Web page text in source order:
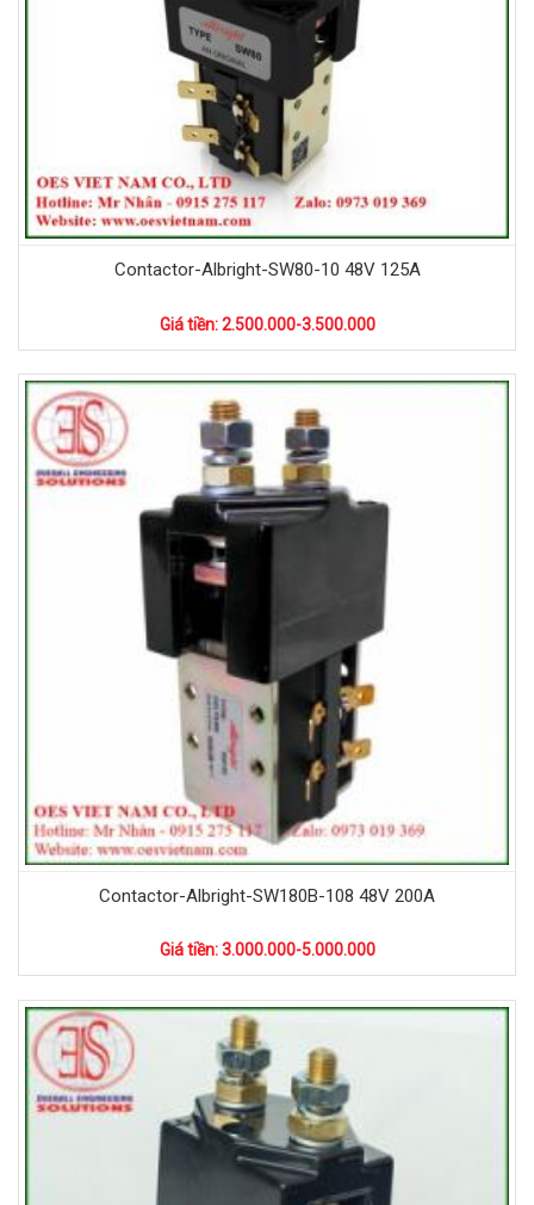
Contactor-Albright-SW80-10 48V 125A
Giá tiền: 2.500.000-3.500.000
Contactor-Albright-SW180B-108 48V 200A
Giá tiền: 3.000.000-5.000.000